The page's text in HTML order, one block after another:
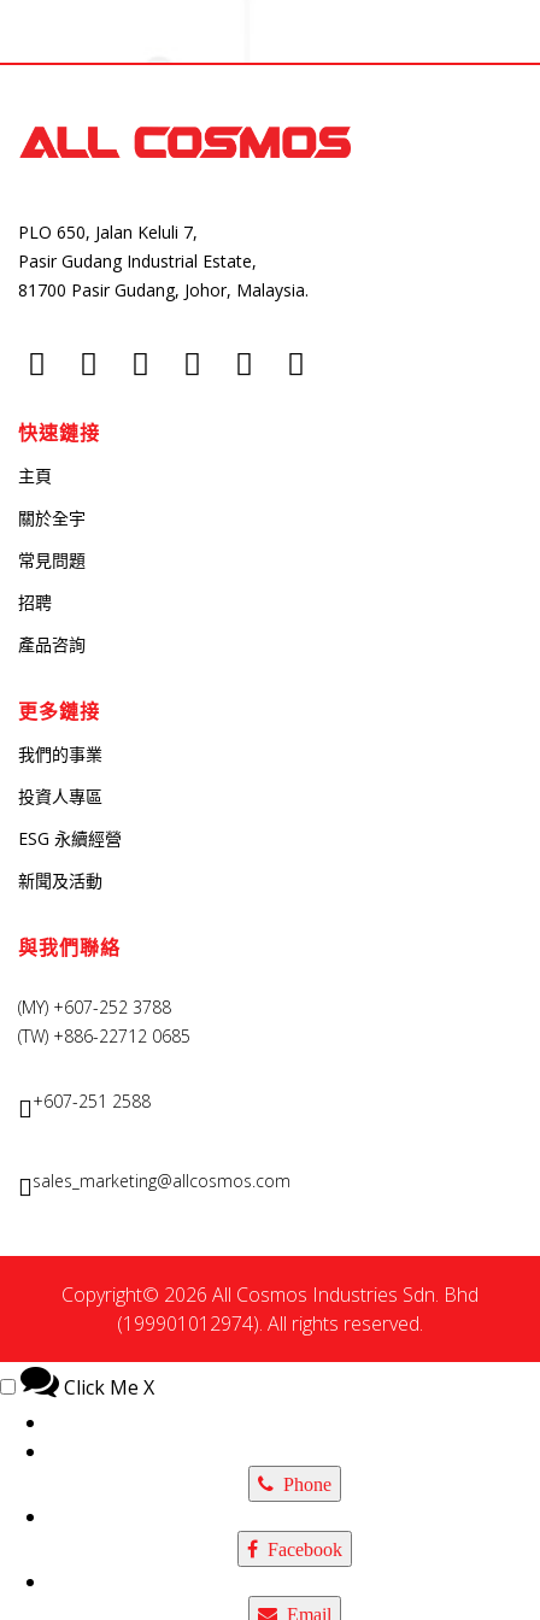
PLO 650, Jalan Keluli 7,
Pasir Gudang Industrial Estate,
81700 Pasir Gudang, Johor, Malaysia.
快速鏈接
主頁
關於全宇
常見問題
招聘
產品咨詢
更多鏈接
我們的事業
投資人專區
ESG 永續經營
新聞及活動
與我們聯絡
(MY) +607-252 3788
(TW) +886-22712 0685
+607-251 2588
sales_marketing@allcosmos.com
Copyright© 2026 All Cosmos Industries Sdn. Bhd
(199901012974). All rights reserved.
Click Me X
Phone
Facebook
Email